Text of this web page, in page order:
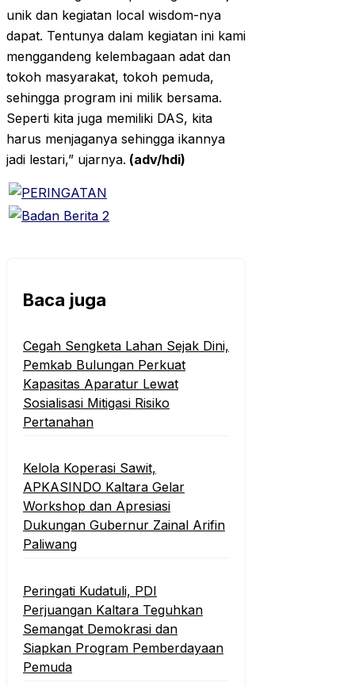
unik dan kegiatan local wisdom-nya
dapat. Tentunya dalam kegiatan ini kami
menggandeng kelembagaan adat dan
tokoh masyarakat, tokoh pemuda,
sehingga program ini milik bersama.
Seperti kita juga memiliki DAS, kita
harus menjaganya sehingga ikannya
jadi lestari,” ujarnya. (adv/hdi)
Baca juga
Cegah Sengketa Lahan Sejak Dini,
Pemkab Bulungan Perkuat
Kapasitas Aparatur Lewat
Sosialisasi Mitigasi Risiko
Pertanahan
Kelola Koperasi Sawit,
APKASINDO Kaltara Gelar
Workshop dan Apresiasi
Dukungan Gubernur Zainal Arifin
Paliwang
Peringati Kudatuli, PDI
Perjuangan Kaltara Teguhkan
Semangat Demokrasi dan
Siapkan Program Pemberdayaan
Pemuda